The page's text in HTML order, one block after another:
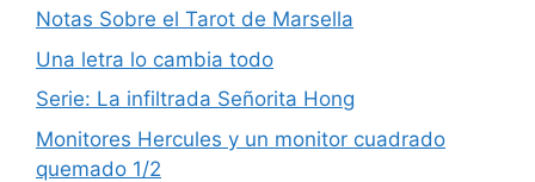
Notas Sobre el Tarot de Marsella
Una letra lo cambia todo
Serie: La infiltrada Señorita Hong
Monitores Hercules y un monitor cuadrado
quemado 1/2